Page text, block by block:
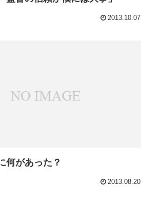
2013.10.07
何があった？
2013.08.20